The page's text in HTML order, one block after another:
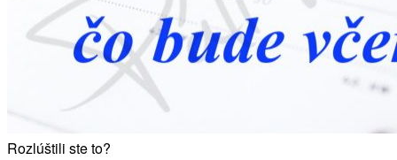
Rozlúštili ste to?